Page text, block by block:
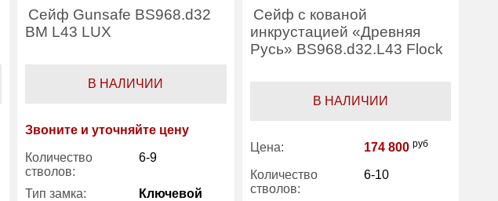
Сейф Gunsafe BS968.d32
BM L43 LUX
В НАЛИЧИИ
Звоните и уточняйте цену
Количество
стволов:
6-9
Тип замка: Ключевой
Сейф с кованой
инкрустацией «Древняя
Русь» BS968.d32.L43 Flock
В НАЛИЧИИ
Цена: 174 800 руб
Количество
стволов:
6-10